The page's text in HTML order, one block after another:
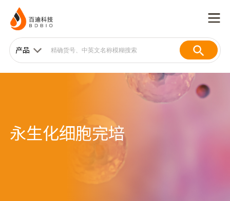
产品
永生化细胞完培